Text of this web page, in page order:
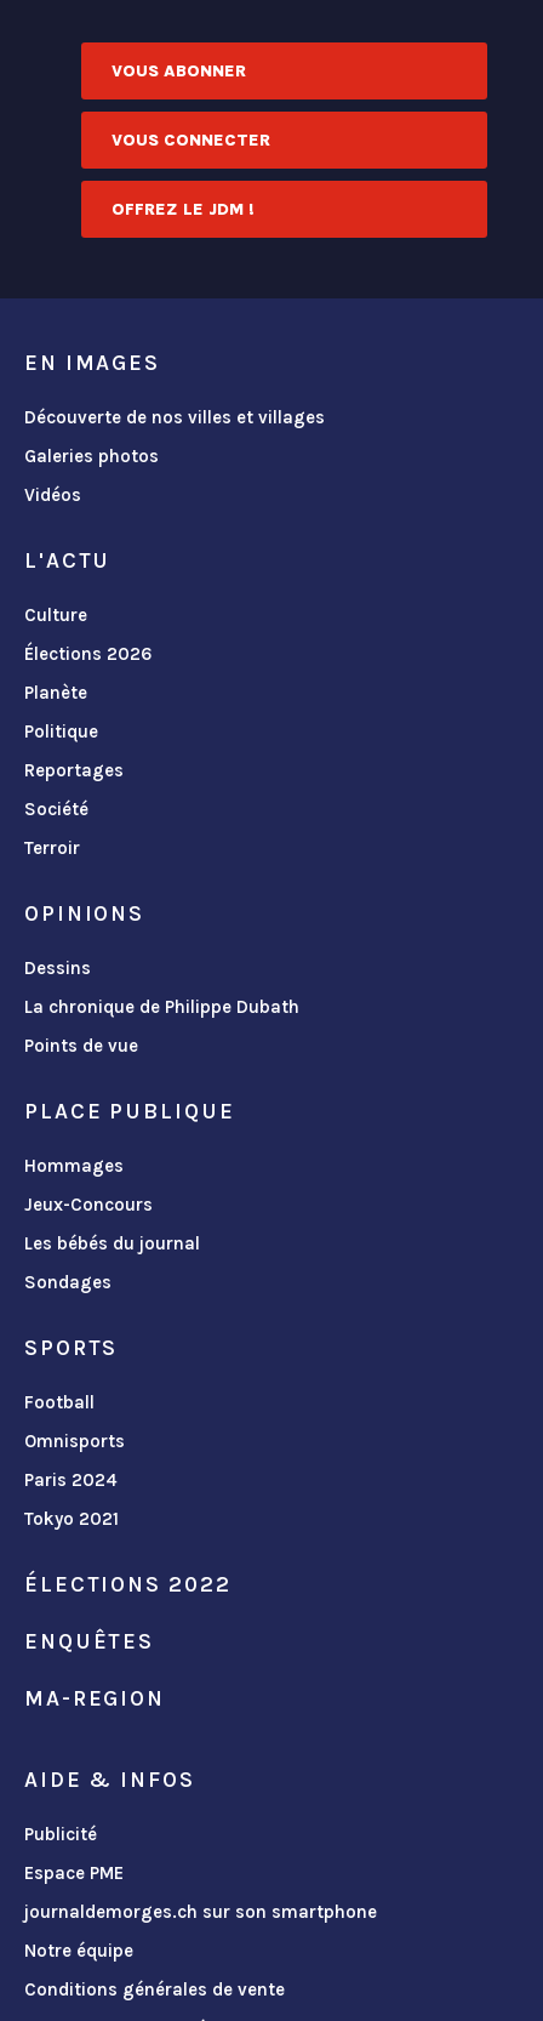
VOUS ABONNER
VOUS CONNECTER
OFFREZ LE JDM !
EN IMAGES
Découverte de nos villes et villages
Galeries photos
Vidéos
L'ACTU
Culture
Élections 2026
Planète
Politique
Reportages
Société
Terroir
OPINIONS
Dessins
La chronique de Philippe Dubath
Points de vue
PLACE PUBLIQUE
Hommages
Jeux-Concours
Les bébés du journal
Sondages
SPORTS
Football
Omnisports
Paris 2024
Tokyo 2021
ÉLECTIONS 2022
ENQUÊTES
MA-REGION
AIDE & INFOS
Publicité
Espace PME
journaldemorges.ch sur son smartphone
Notre équipe
Conditions générales de vente